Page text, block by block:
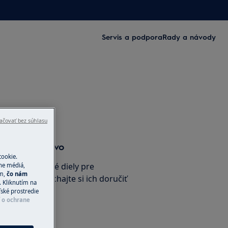
Servis a podporaRady a návody
príslušenstvo
náhradné diely pre
shope a nechajte si ich doručiť
obchodu
médiá,
čo nám
Kliknutím na
prostredie
o ochrane
bez súhlasu